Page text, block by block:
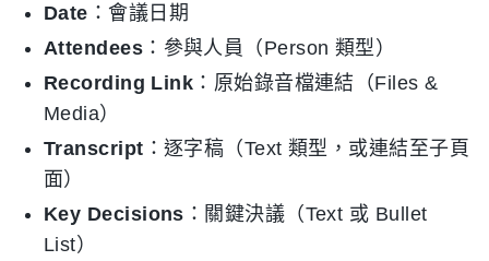
Date ：會議日期
Attendees ：參與人員（Person 類型）
Recording Link ：原始錄音檔連結（Files &
Media）
Transcript ：逐字稿（Text 類型，或連結至子頁
面）
Key Decisions ：關鍵決議（Text 或 Bullet
List）